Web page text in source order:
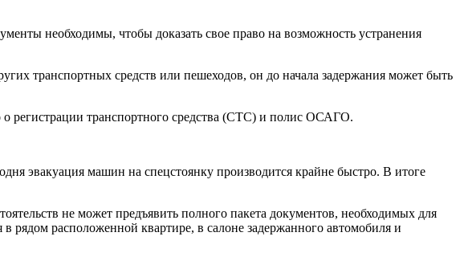
необходимы, чтобы доказать свое право на возможность устранения
транспортных средств или пешеходов, он до начала задержания может быть
о регистрации транспортного средства (СТС) и полис ОСАГО.
эвакуация машин на спецстоянку производится крайне быстро. В итоге
не может предъявить полного пакета документов, необходимых для
рядом расположенной квартире, в салоне задержанного автомобиля и